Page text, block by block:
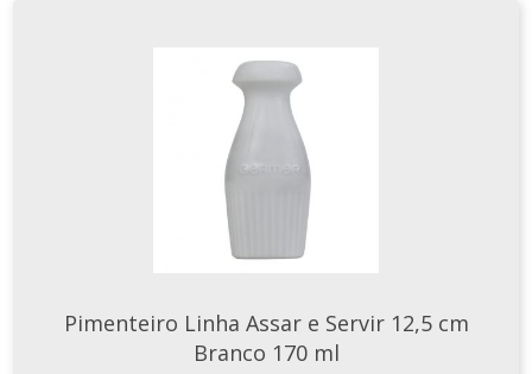
Pimenteiro Linha Assar e Servir 12,5 cm
Branco 170 ml